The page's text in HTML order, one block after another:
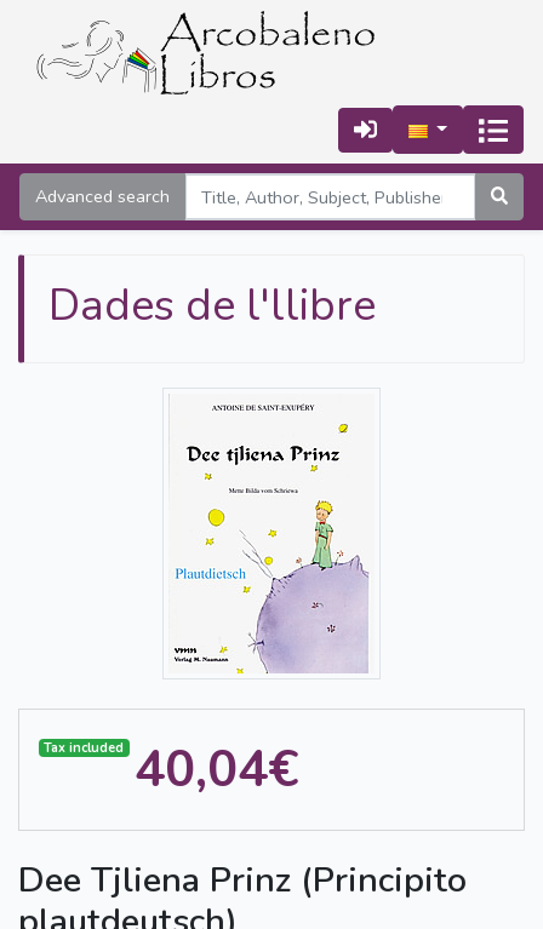
Advanced search
Dades de l'llibre
Dee Tjliena Prinz (Principito
Tax included 40,04€